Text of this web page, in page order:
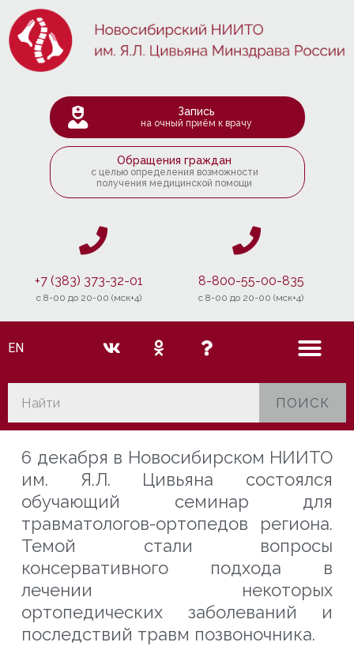
Запись
на очный приём к врачу
Обращения граждан
с целью определения возможности
получения медицинской помощи
+7 (383) 373-32-01
c 8-00 до 20-00 (мск+4)
8-800-55-00-835
c 8-00 до 20-00 (мск+4)
EN
ПОИСК
6 декабря в Новосибирском НИИТО
им. Я.Л. Цивьяна состоялся
обучающий семинар для
травматологов-ортопедов региона.
Темой стали вопросы
консервативного подхода в
лечении некоторых
ортопедических заболеваний и
последствий травм позвоночника.